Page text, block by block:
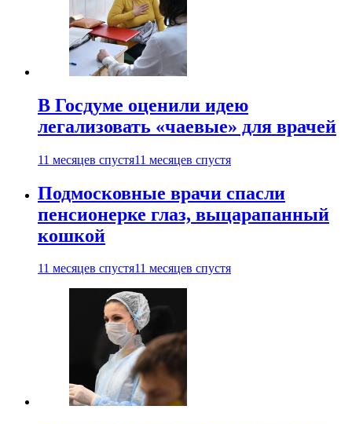
В Госдуме оценили идею
легализовать «чаевые» для врачей
11 месяцев спустя11 месяцев спустя
Подмосковные врачи спасли
пенсионерке глаз, выцарапанный
кошкой
11 месяцев спустя11 месяцев спустя